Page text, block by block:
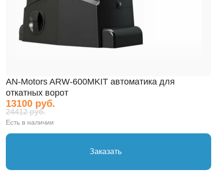
AN-Motors ARW-600MKIT автоматика для
откатных ворот
24412 руб.
13100 руб.
Есть в наличии
Заказать